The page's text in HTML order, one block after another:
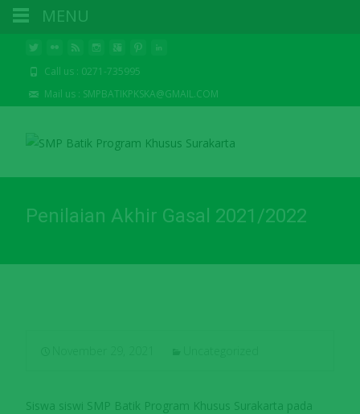
Call us : 0271-735995
Mail us : SMPBATIKPKSKA@GMAIL.COM
Penilaian Akhir Gasal 2021/2022
Siswa siswi SMP Batik Program Khusus Surakarta pada
MENU